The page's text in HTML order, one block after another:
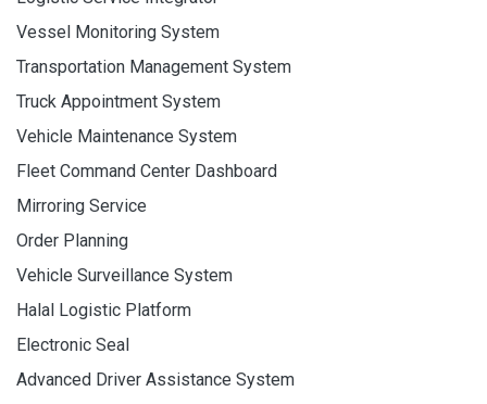
Vessel Monitoring System
Transportation Management System
Truck Appointment System
Vehicle Maintenance System
Fleet Command Center Dashboard
Mirroring Service
Order Planning
Vehicle Surveillance System
Halal Logistic Platform
Electronic Seal
Advanced Driver Assistance System